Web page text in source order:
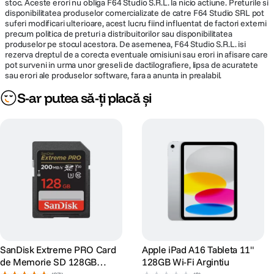
Cipul M3 proiectat de Apple dispune de un procesor cu
cu pana la 40% mai rapide fata de iPad Air cu cip M1, introducand Dynamic
Caching, ray tracing si mesh shading accelerate hardware, pentru imagini,
videoclipuri si grafica de o claritate uimitoare.
stoc. Aceste erori nu obliga F64 Studio S.R.L. la nicio actiune. Preturile si
disponibilitatea produselor comercializate de catre F64 Studio SRL pot
suferi modificari ulterioare, acest lucru fiind influentat de factori externi
precum politica de preturi a distribuitorilor sau disponibilitatea
produselor pe stocul acestora. De asemenea, F64 Studio S.R.L. isi
rezerva dreptul de a corecta eventuale omisiuni sau erori in afisare care
pot surveni in urma unor greseli de dactilografiere, lipsa de acuratete
sau erori ale produselor software, fara a anunta in prealabil.
S-ar putea să-ți placă și
SanDisk Extreme PRO Card
de Memorie SD 128GB
Apple iPad A16 Tableta 11"
128GB Wi-Fi Argintiu